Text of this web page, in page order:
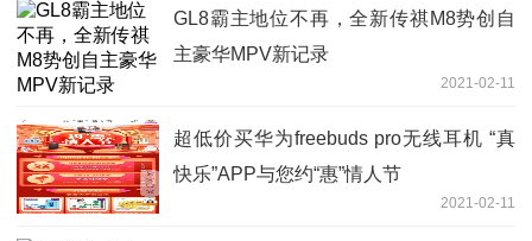
GL8霸主地位不再，全新传祺M8势创自
主豪华MPV新记录
2021-02-11
超低价买华为freebuds pro无线耳机 “真
快乐”APP与您约“惠”情人节
2021-02-11